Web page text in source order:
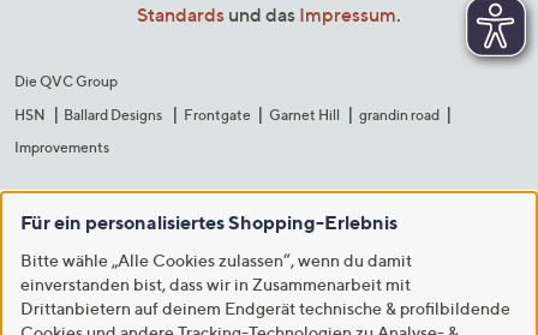
Standards und das Impressum.
Die QVC Group
HSN
Ballard Designs Frontgate Garnet Hill
grandin road
Improvements
Für ein personalisiertes Shopping-Erlebnis
Bitte wähle „Alle Cookies zulassen“, wenn du damit
einverstanden bist, dass wir in Zusammenarbeit mit
Drittanbietern auf deinem Endgerät technische & profilbildende